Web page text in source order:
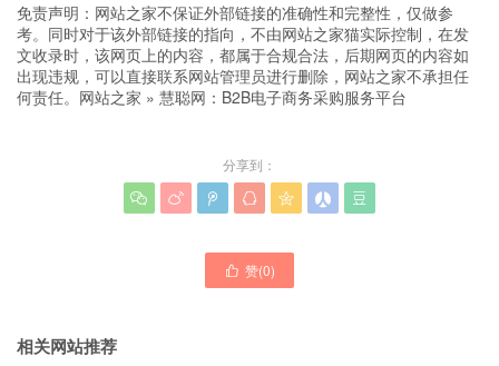
免责声明：网站之家不保证外部链接的准确性和完整性，仅做参
考。同时对于该外部链接的指向，不由网站之家猫实际控制，在发
文收录时，该网页上的内容，都属于合规合法，后期网页的内容如
出现违规，可以直接联系网站管理员进行删除，网站之家不承担任
何责任。 网站之家 » 慧聪网：B2B电子商务采购服务平台
分享到：
      
 赞(0)
相关网站推荐